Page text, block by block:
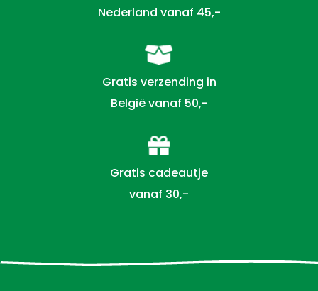
Nederland vanaf 45,-
Gratis verzending in
België vanaf 50,-
Gratis cadeautje
vanaf 30,-